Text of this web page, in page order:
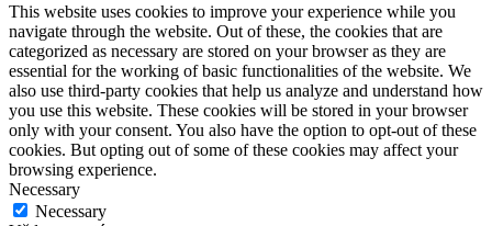
This website uses cookies to improve your experience while you
navigate through the website. Out of these, the cookies that are
categorized as necessary are stored on your browser as they are
essential for the working of basic functionalities of the website. We
also use third-party cookies that help us analyze and understand how
you use this website. These cookies will be stored in your browser
only with your consent. You also have the option to opt-out of these
cookies. But opting out of some of these cookies may affect your
browsing experience.
Necessary
Necessary